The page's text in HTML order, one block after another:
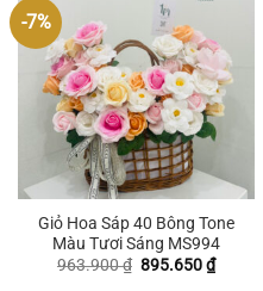
-7%
Giỏ Hoa Sáp 40 Bông Tone
Màu Tươi Sáng MS994
963.900₫ Giá
895.650₫Giá
hiện